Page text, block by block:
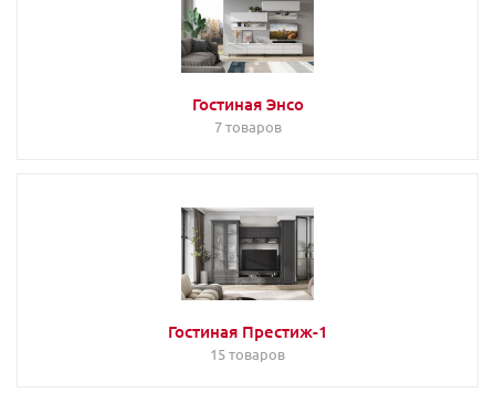
Гостиная Энсо
7 товаров
Гостиная Престиж-1
15 товаров